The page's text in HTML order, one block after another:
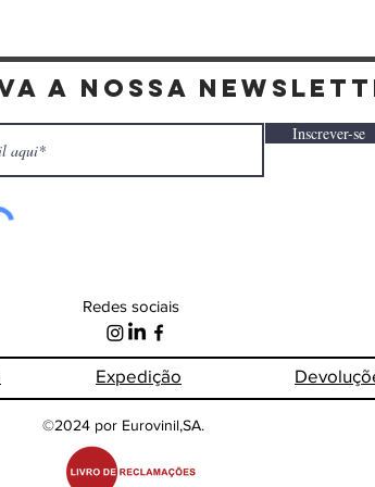
a nossa
Inscrever-se
Redes sociais
Expedição
©2024 por Eurovinil,SA.